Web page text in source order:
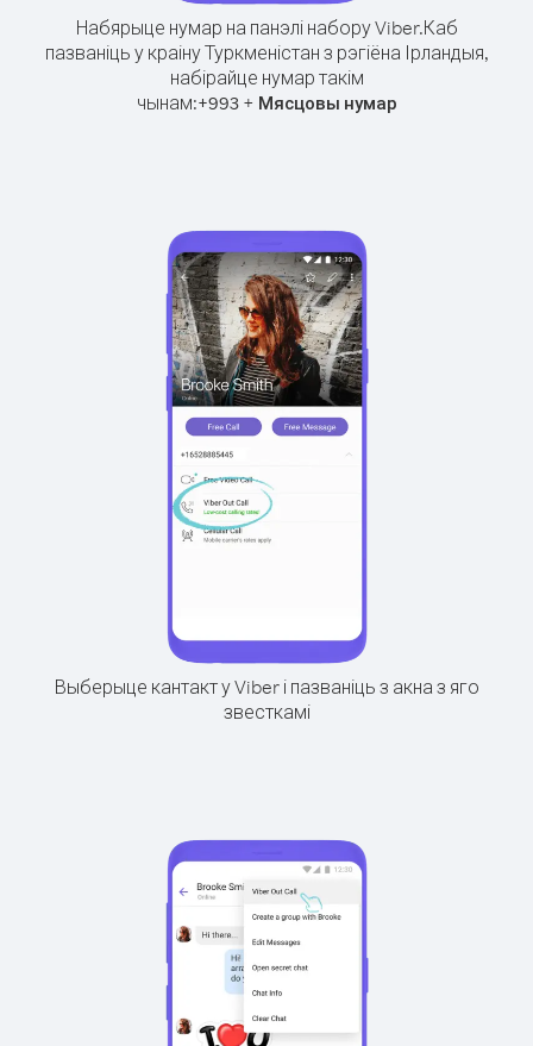
Набярыце нумар на панэлі набору Viber.Каб
пазваніць у краіну Туркменістан з рэгіёна Ірландыя,
набірайце нумар такім
чынам:+993+ Мясцовы нумар
Выберыце кантакт у Viber і пазваніць з акна з яго
звесткамі